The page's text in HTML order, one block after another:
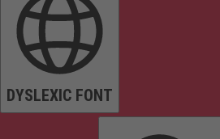
DYSLEXIC FONT